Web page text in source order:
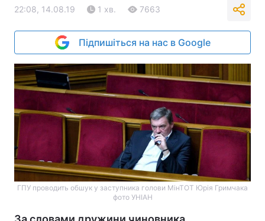
22:08, 14.08.19 1 хв. 7663
Підпишіться на нас в Google
ГПУ проводить обшук у заступника голови МінТОТ Юрія Гримчака
фото УНІАН